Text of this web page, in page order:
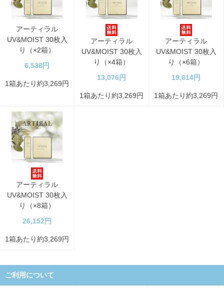
アーティラル
UV&MOIST 30枚入
り（×2箱）
6,538円
1箱あたり約3,269円
アーティラル
UV&MOIST 30枚入
り（×4箱）
13,076円
1箱あたり約3,269円
アーティラル
UV&MOIST 30枚入
り（×6箱）
19,614円
1箱あたり約3,269円
アーティラル
UV&MOIST 30枚入
り（×8箱）
26,152円
1箱あたり約3,269円
ご利用について